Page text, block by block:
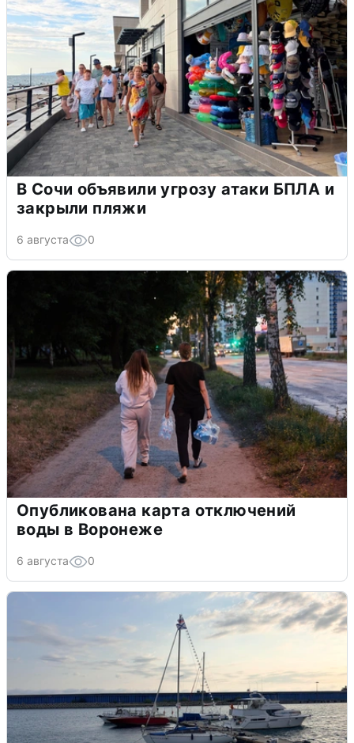
В Сочи объявили угрозу атаки БПЛА и
закрыли пляжи
6 августа 0
Опубликована карта отключений
воды в Воронеже
6 августа 0